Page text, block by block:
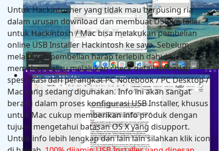
Hackintosh in Asrock B760M Steel Legend Wifi +
14600K + Asus RX 6600
Untuk Hackintosher yang tidak mau berpusing ria
dalam urusan download dan membuat USB Installer
untuk Hackintosh / Mac bisa melakukan pembelian
online USB Installer Hackintosh ke saya. Sebelum
melakukan pembelian harap terlebih dahulu
memahami atau melalukan check detail terhadap
spesifikasi dari perangkat PC Notebook / PC Desktop /
Mac yang sedang digunakan. Info ini akan sangat
berarti dalam proses konfigurasi USB Installer, khusus
untuk Mac cukup memberikan info produk dengan
tujuan mengetahui batasan OS X yang disupport.
Untuk info lebih lengkap dan lain lain silahkan klik icon